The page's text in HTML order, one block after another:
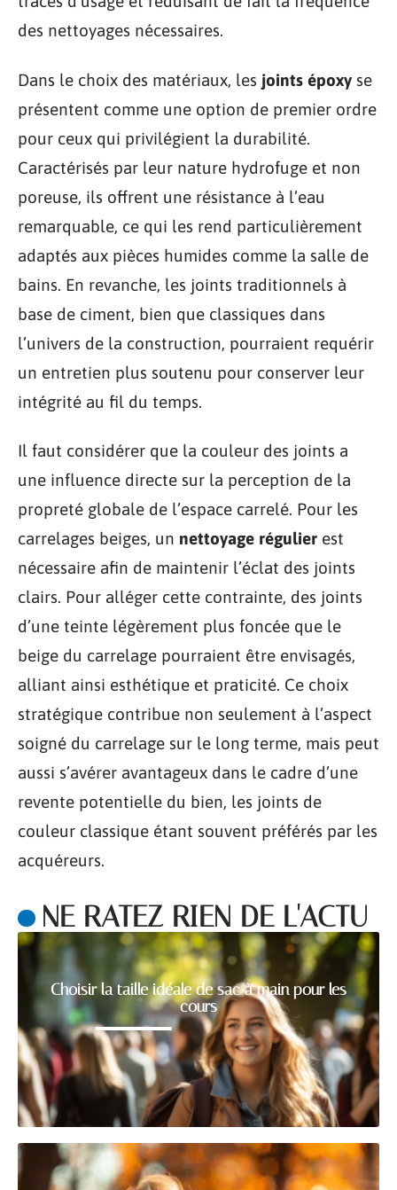
des nettoyages nécessaires.
Dans le choix des matériaux, les joints époxy se
présentent comme une option de premier ordre
pour ceux qui privilégient la durabilité.
Caractérisés par leur nature hydrofuge et non
poreuse, ils offrent une résistance à l’eau
remarquable, ce qui les rend particulièrement
adaptés aux pièces humides comme la salle de
bains. En revanche, les joints traditionnels à
base de ciment, bien que classiques dans
l’univers de la construction, pourraient requérir
un entretien plus soutenu pour conserver leur
intégrité au fil du temps.
Il faut considérer que la couleur des joints a
une influence directe sur la perception de la
propreté globale de l’espace carrelé. Pour les
carrelages beiges, un nettoyage régulier est
nécessaire afin de maintenir l’éclat des joints
clairs. Pour alléger cette contrainte, des joints
d’une teinte légèrement plus foncée que le
beige du carrelage pourraient être envisagés,
alliant ainsi esthétique et praticité. Ce choix
stratégique contribue non seulement à l’aspect
soigné du carrelage sur le long terme, mais peut
aussi s’avérer avantageux dans le cadre d’une
revente potentielle du bien, les joints de
couleur classique étant souvent préférés par les
acquéreurs.
NE RATEZ RIEN DE L'ACTU
Choisir la taille idéale de sac à main pour les
cours